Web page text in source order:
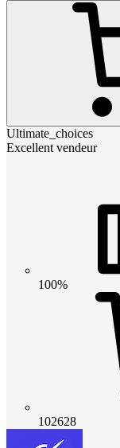
Ultimate_choices
Excellent vendeur
100%
102628